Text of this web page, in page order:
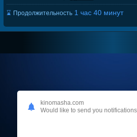
⌛ Продолжительность 1 час 40 минут
kinomasha.com
Would like to send you notifications